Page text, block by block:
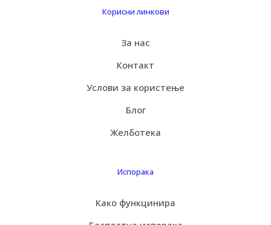
Корисни линкови
За нас
Контакт
Услови за користење
Блог
Желботека
Испорака
Како функцинира